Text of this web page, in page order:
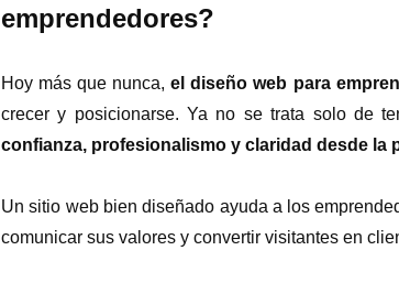
emprendedores?
Hoy más que nunca,el diseño web para
crecer y posicionarse. Ya no se trata solo de
confianza, profesionalismo y claridad desde la
Un sitio web bien diseñado ayuda a los
comunicar sus valores y convertir visitantes en